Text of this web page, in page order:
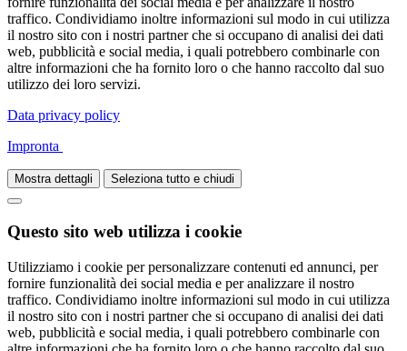
traffico. Condividiamo inoltre informazioni sul modo in cui utilizza
il nostro sito con i nostri partner che si occupano di analisi dei dati
web, pubblicità e social media, i quali potrebbero combinarle con
altre informazioni che ha fornito loro o che hanno raccolto dal suo
utilizzo dei loro servizi.
Data privacy policy
Impronta
Mostra dettagli Seleziona tutto e chiudi
Questo sito web utilizza i cookie
Utilizziamo i cookie per personalizzare contenuti ed annunci, per
fornire funzionalità dei social media e per analizzare il nostro
traffico. Condividiamo inoltre informazioni sul modo in cui utilizza
il nostro sito con i nostri partner che si occupano di analisi dei dati
web, pubblicità e social media, i quali potrebbero combinarle con